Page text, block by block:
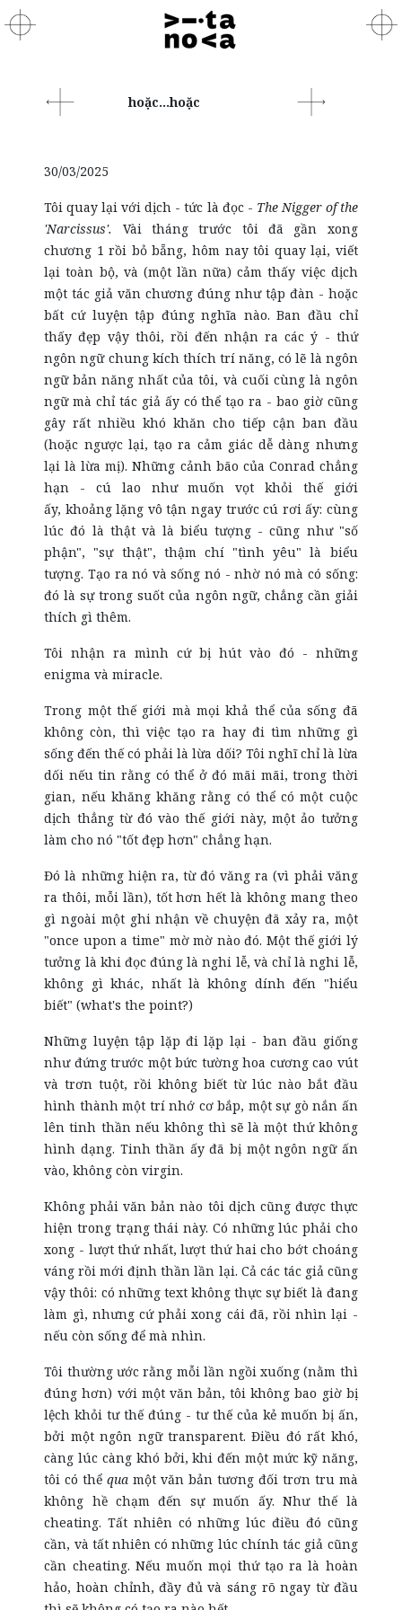
hoặc...hoặc
30/03/2025
Tôi quay lại với dịch - tức là đọc - The Nigger of the
'Narcissus'. Vài tháng trước tôi đã gần xong
chương 1 rồi bỏ bẵng, hôm nay tôi quay lại, viết
lại toàn bộ, và (một lần nữa) cảm thấy việc dịch
một tác giả văn chương đúng như tập đàn - hoặc
bất cứ luyện tập đúng nghĩa nào. Ban đầu chỉ
thấy đẹp vậy thôi, rồi đến nhận ra các ý - thứ
ngôn ngữ chung kích thích trí năng, có lẽ là ngôn
ngữ bản năng nhất của tôi, và cuối cùng là ngôn
ngữ mà chỉ tác giả ấy có thể tạo ra - bao giờ cũng
gây rất nhiều khó khăn cho tiếp cận ban đầu
(hoặc ngược lại, tạo ra cảm giác dễ dàng nhưng
lại là lừa mị). Những cảnh bão của Conrad chẳng
hạn - cú lao như muốn vọt khỏi thế giới
ấy, khoảng lặng vô tận ngay trước cú rơi ấy: cùng
lúc đó là thật và là biểu tượng - cũng như "số
phận", "sự thật", thậm chí "tình yêu" là biểu
tượng. Tạo ra nó và sống nó - nhờ nó mà có sống:
đó là sự trong suốt của ngôn ngữ, chẳng cần giải
thích gì thêm.
Tôi nhận ra mình cứ bị hút vào đó - những
enigma và miracle.
Trong một thế giới mà mọi khả thể của sống đã
không còn, thì việc tạo ra hay đi tìm những gì
sống đến thế có phải là lừa dối? Tôi nghĩ chỉ là lừa
dối nếu tin rằng có thể ở đó mãi mãi, trong thời
gian, nếu khăng khăng rằng có thể có một cuộc
dịch thẳng từ đó vào thế giới này, một ảo tưởng
làm cho nó "tốt đẹp hơn" chẳng hạn.
Đó là những hiện ra, từ đó văng ra (vì phải văng
ra thôi, mỗi lần), tốt hơn hết là không mang theo
gì ngoài một ghi nhận về chuyện đã xảy ra, một
"once upon a time" mờ mờ nào đó. Một thế giới lý
tưởng là khi đọc đúng là nghi lễ, và chỉ là nghi lễ,
không gì khác, nhất là không dính đến "hiểu
biết" (what's the point?)
Những luyện tập lặp đi lặp lại - ban đầu giống
như đứng trước một bức tường hoa cương cao vút
và trơn tuột, rồi không biết từ lúc nào bắt đầu
hình thành một trí nhớ cơ bắp, một sự gò nắn ấn
lên tinh thần nếu không thì sẽ là một thứ không
hình dạng. Tinh thần ấy đã bị một ngôn ngữ ấn
vào, không còn virgin.
Không phải văn bản nào tôi dịch cũng được thực
hiện trong trạng thái này. Có những lúc phải cho
xong - lượt thứ nhất, lượt thứ hai cho bớt choáng
váng rồi mới định thần lần lại. Cả các tác giả cũng
vậy thôi: có những text không thực sự biết là đang
làm gì, nhưng cứ phải xong cái đã, rồi nhìn lại -
nếu còn sống để mà nhìn.
Tôi thường ước rằng mỗi lần ngồi xuống (nằm thì
đúng hơn) với một văn bản, tôi không bao giờ bị
lệch khỏi tư thế đúng - tư thế của kẻ muốn bị ấn,
bởi một ngôn ngữ transparent. Điều đó rất khó,
càng lúc càng khó bởi, khi đến một mức kỹ năng,
tôi có thểqua một văn bản tương đối trơn tru mà
không hề chạm đến sự muốn ấy. Như thế là
cheating. Tất nhiên có những lúc điều đó cũng
cần, và tất nhiên có những lúc chính tác giả cũng
cần cheating. Nếu muốn mọi thứ tạo ra là hoàn
hảo, hoàn chỉnh, đầy đủ và sáng rõ ngay từ đầu